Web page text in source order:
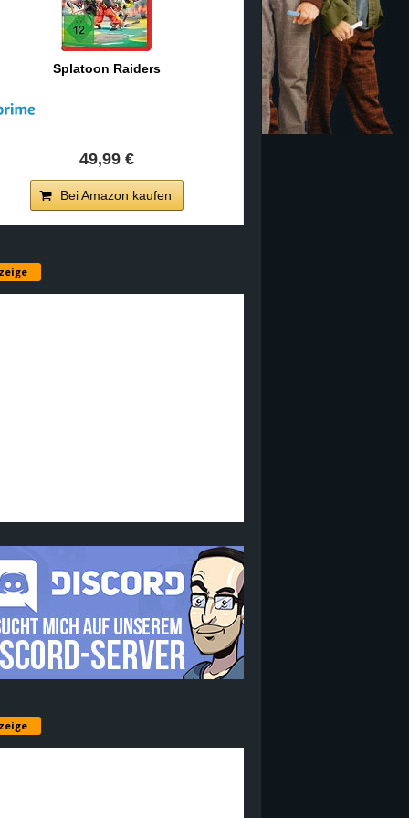
Splatoon Raiders
49,99 €
Bei Amazon kaufen